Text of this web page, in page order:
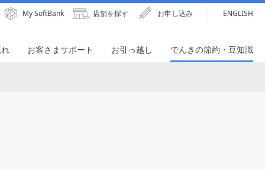
My SoftBank 店舗を探す お申し込み ENGLISH
お客さまサポート お引っ越し でんきの節約・豆知識